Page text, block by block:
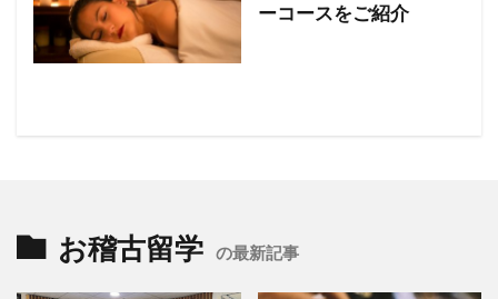
ーコースをご紹介
お稽古留学 の最新記事